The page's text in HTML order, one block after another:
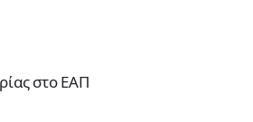
στο ΕΑΠ